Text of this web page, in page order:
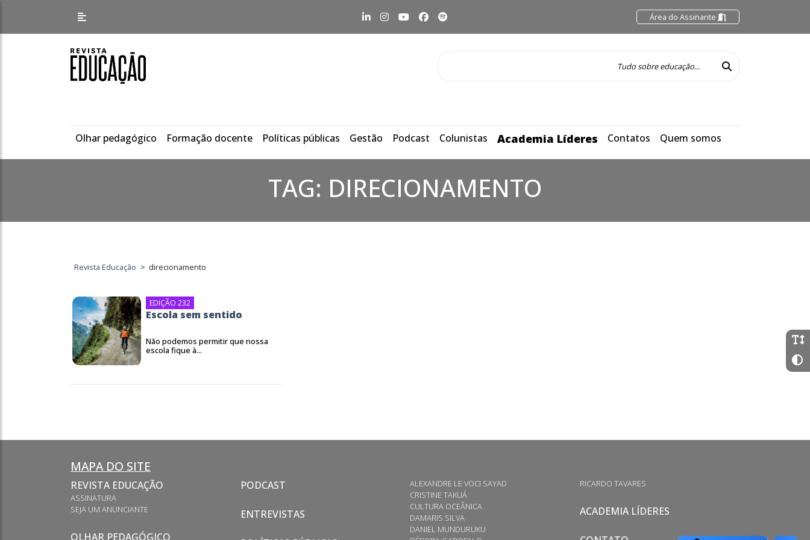
Área do Assinante
Olhar pedagógico Formação docente Políticas públicas Gestão Podcast Colunistas Academia Líderes Contatos Quem somos
TAG: DIRECIONAMENTO
Revista Educação > direcionamento
EDIÇÃO 232
Escola sem sentido
Não podemos permitir que nossa
escola fique à...
MAPA DO SITE
REVISTA EDUCAÇÃO
ASSINATURA
SEJA UM ANUNCIANTE
OLHAR PEDAGÓGICO
PODCAST
ENTREVISTAS
ALEXANDRE LE VOCI SAYAD
CRISTINE TAKUÁ
CULTURA OCEÂNICA
DAMARIS SILVA
DANIEL MUNDURUKU
RICARDO TAVARES
ACADEMIA LÍDERES